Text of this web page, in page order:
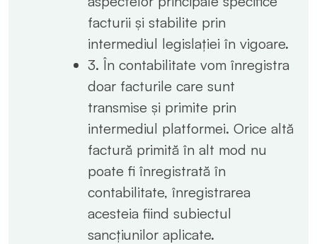
facturii și stabilite prin
intermediul legislației în vigoare.
3. În contabilitate vom înregistra
doar facturile care sunt
transmise și primite prin
intermediul platformei. Orice altă
factură primită în alt mod nu
poate fi înregistrată în
contabilitate, înregistrarea
acesteia fiind subiectul
sancțiunilor aplicate.